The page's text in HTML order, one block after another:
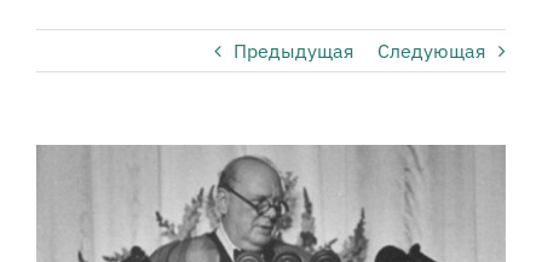
Предыдущая Следующая